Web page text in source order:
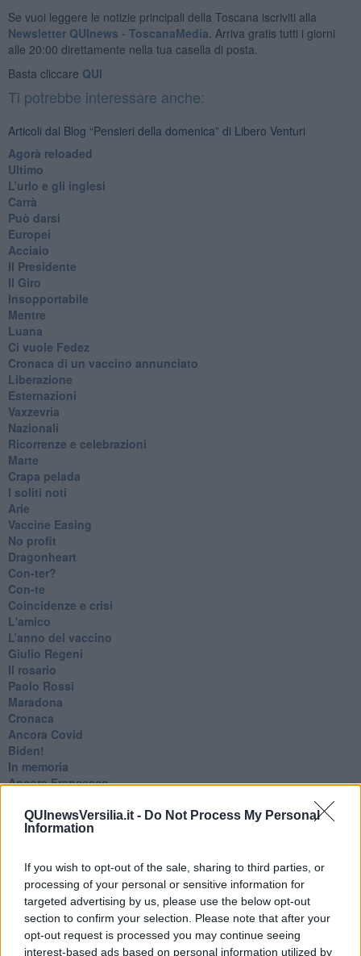
QUInewsVersilia.it - Do Not Process My Personal
Information
If you wish to opt-out of the sale, sharing to third parties, or
processing of your personal or sensitive information for
targeted advertising by us, please use the below opt-out
section to confirm your selection. Please note that after your
opt-out request is processed you may continue seeing
interest-based ads based on personal information utilized by
Se vuoi leggere le notizie principali della Toscana iscriviti alla
Newsletter QUInews - ToscanaMedia. Arriva gratis tutti i giorni
alle 20:00 direttamente nella tua casella di posta.
Basta cliccare QUI
Ti potrebbe interessare anche:
Articoli dal Blog “Pensieri della domenica” di Libero Venturi
​Agorà reloaded
Ultimo
​L’urlo e gli inglesi
Carrà
Può darsi
Europei
Acciaio
Il Presidente
​Il Giro
Insopportabile
​Mentre
Luana
​Ci vuole Fedez
​Cronaca di un vaccino annunciato
​Liberazione
Esternazioni
Vaxzevria
Nazionali
​Ricorrenze e celebrazioni
Marte
​Crapa pelada
​I soliti noti
Arie
​Vaccine Easing
No profit
Dragonheart
Con-ter?
​Con-te
Coincidenze e crisi
L'amico
​L’anno del vaccino
Giulio Regeni
​Il rosario
Paolo Rossi
Maradona
Cronaca
​Ancora Covid
​Biden!
In memoria
​Ancora Francesco
Tenet
Francesco
​Il responso
Willy
Non lo so
Destino
Valdera
Commissari